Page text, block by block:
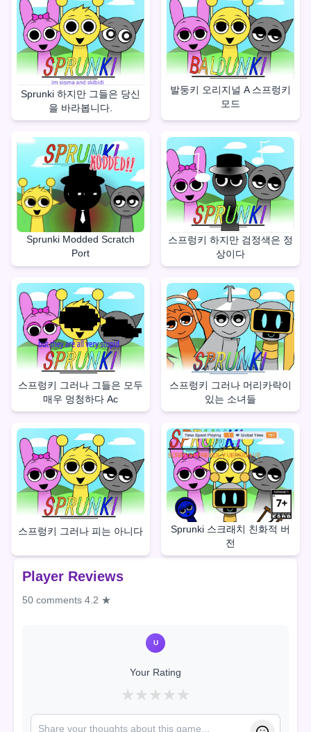
Sprunki 하지만 그들은 당신
을 바라봅니다.
발둥키 오리지널 A 스프렁키
모드
Sprunki Modded Scratch
Port
스프렁키 하지만 검정색은 정
상이다
스프렁키 그러나 그들은 모두
매우 멍청하다 Ac
스프렁키 그러나 머리카락이
있는 소녀들
스프렁키 그러나 피는 아니다
Sprunki 스크래치 친화적 버
전
Player Reviews
50 comments 4.2 ★
U
Your Rating
★★★★★